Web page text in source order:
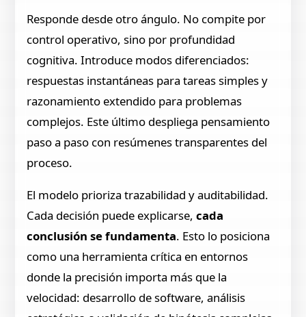
Responde desde otro ángulo. No compite por
control operativo, sino por profundidad
cognitiva. Introduce modos diferenciados:
respuestas instantáneas para tareas simples y
razonamiento extendido para problemas
complejos. Este último despliega pensamiento
paso a paso con resúmenes transparentes del
proceso.
El modelo prioriza trazabilidad y auditabilidad.
Cada decisión puede explicarse,cada
conclusión se fundamenta. Esto lo posiciona
como una herramienta crítica en entornos
donde la precisión importa más que la
velocidad: desarrollo de software, análisis